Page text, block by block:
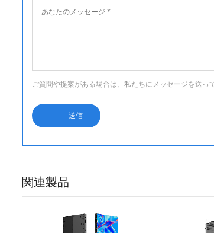
ご質問や提案がある場合は、私たちにメッセージを送っ
関連製品